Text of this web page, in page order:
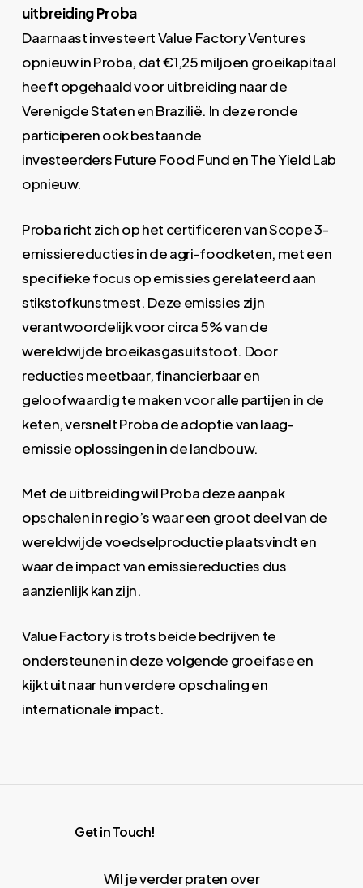
uitbreiding Proba
Daarnaast investeert Value Factory Ventures
opnieuw in Proba, dat €1,25 miljoen groeikapitaal
heeft opgehaald voor uitbreiding naar de
Verenigde Staten en Brazilië. In deze ronde
participeren ook bestaande
investeerders Future Food Fund en The Yield Lab
opnieuw.
Proba richt zich op het certificeren van Scope 3-
emissiereducties in de agri-foodketen, met een
specifieke focus op emissies gerelateerd aan
stikstofkunstmest. Deze emissies zijn
verantwoordelijk voor circa 5% van de
wereldwijde broeikasgasuitstoot. Door
reducties meetbaar, financierbaar en
geloofwaardig te maken voor alle partijen in de
keten, versnelt Proba de adoptie van laag-
emissie oplossingen in de landbouw.
Met de uitbreiding wil Proba deze aanpak
opschalen in regio’s waar een groot deel van de
wereldwijde voedselproductie plaatsvindt en
waar de impact van emissiereducties dus
aanzienlijk kan zijn.
Value Factory is trots beide bedrijven te
ondersteunen in deze volgende groeifase en
kijkt uit naar hun verdere opschaling en
internationale impact.
Get in Touch!
Wil je verder praten over